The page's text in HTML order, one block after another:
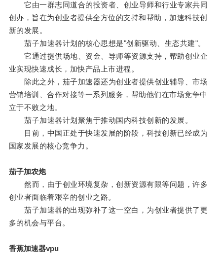
它由一群志同道合的投资者、创业导师和行业专家共同
创办，旨在为创业者提供全方位的支持和帮助，加速科技创
新的发展。
茄子加速器计划的核心思想是"创新驱动、生态共建"。
它通过提供场地、资金、导师等资源支持，帮助创业企
业实现快速成长，加快产品上市进程。
除此之外，茄子加速器还为创业者提供创业辅导、市场
营销培训、合作对接等一系列服务，帮助他们在市场竞争中
立于不败之地。
茄子加速器计划聚焦于推动国内科技创新的发展。
目前，中国正处于快速发展的阶段，科技创新已经成为
国家发展的核心竞争力。
茄子加农炮
然而，由于创业环境复杂，创新资源有限等问题，许多
创业者面临着艰辛的创业之路。
茄子加速器的出现弥补了这一空白，为创业者提供了更
多的机会与平台。
香蕉加速器vpu